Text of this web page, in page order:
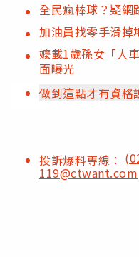
全民瘋棒球？疑
加油員找零手滑
嬤載1歲孫女「人
面曝光
做到這點才有資格
投訴爆料專線：
119@ctwant.com